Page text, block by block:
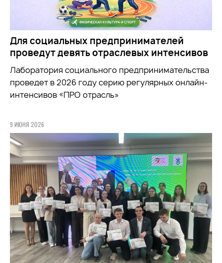
Для социальных предпринимателей
проведут девять отраслевых интенсивов
Лаборатория социального предпринимательства
проведет в 2026 году серию регулярных онлайн-
интенсивов «ПРО отрасль»
9 ИЮНЯ 2026